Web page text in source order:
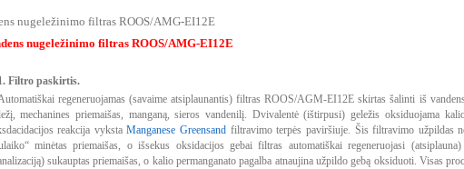
nugeležinimo filtras ROOS/AMG-EI12E
nugeležinimo filtras ROOS/AMG-EI12E
Filtro paskirtis.
regeneruojamas (savaime atsiplaunantis) filtras ROOS/AGM-EI12E skirtas šalinti iš
mechanines priemaišas, manganą, sieros vandenilį. Dvivalentė (ištirpusi) geležis oksiduojama
reakcija vykstaManganese Greensand filtravimo terpės paviršiuje. Šis filtravimo užpildas
minėtas priemaišas, o išsekus oksidacijos gebai filtras automatiškai regeneruojasi
sukauptas priemaišas, o kalio permanganato pagalba atnaujina užpildo gebą oksiduoti. Visas